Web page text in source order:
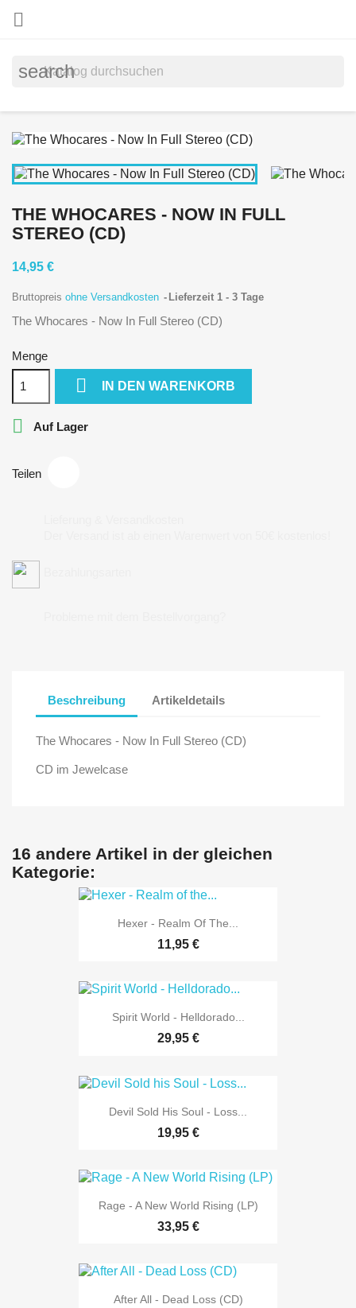

search
THE WHOCARES - NOW IN FULL
STEREO (CD)
14,95 €
Bruttopreis ohne Versandkosten Lieferzeit 1 - 3 Tage
The Whocares - Now In Full Stereo (CD)
Menge
 IN DEN WARENKORB
 Auf Lager
Teilen
Beschreibung Artikeldetails
The Whocares - Now In Full Stereo (CD)
CD im Jewelcase
16 andere Artikel in der gleichen
Kategorie:
Hexer - Realm Of The...
11,95 €
Spirit World - Helldorado...
29,95 €
Devil Sold His Soul - Loss...
19,95 €
Rage - A New World Rising (LP)
33,95 €
After All - Dead Loss (CD)